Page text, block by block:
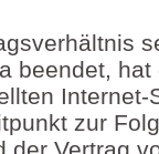
beendet,
Internet-
zur